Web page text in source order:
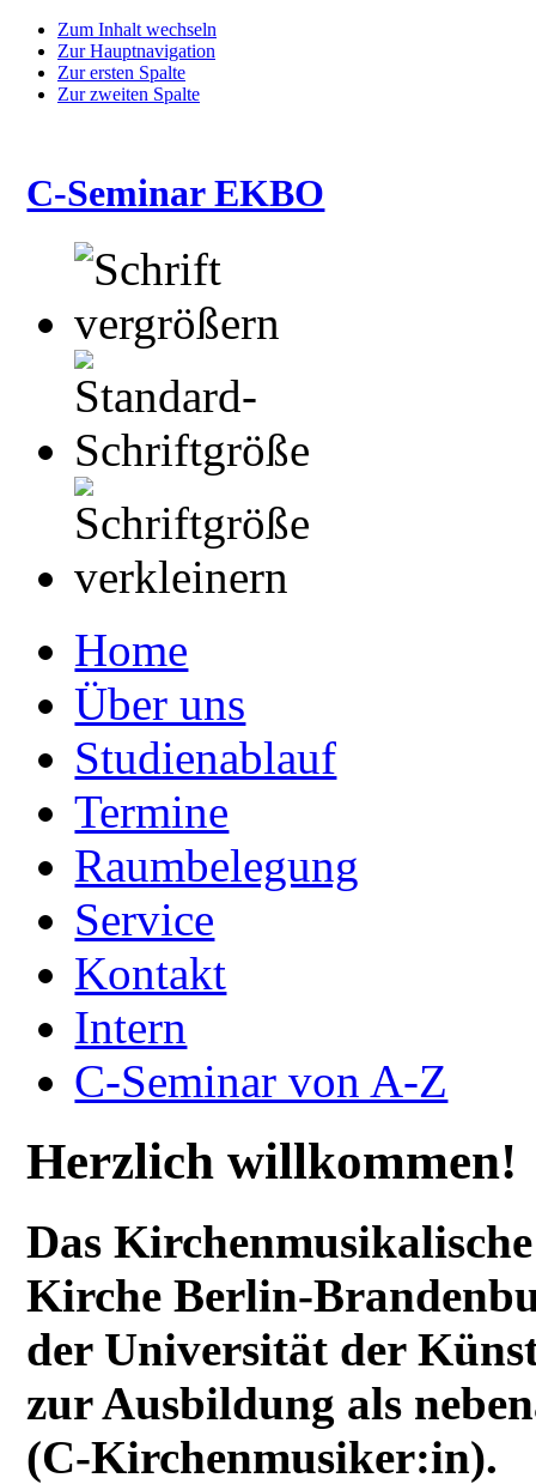
Zum Inhalt wechseln
Zur Hauptnavigation
Zur ersten Spalte
Zur zweiten Spalte
C-Seminar EKBO
Home
Über uns
Studienablauf
Termine
Raumbelegung
Service
Kontakt
Intern
C-Seminar von A-Z
Herzlich willkommen!
Das
Kirche Berlin-
der Universität der
zur Ausbildung als
(C-Kirchenmusiker:in).